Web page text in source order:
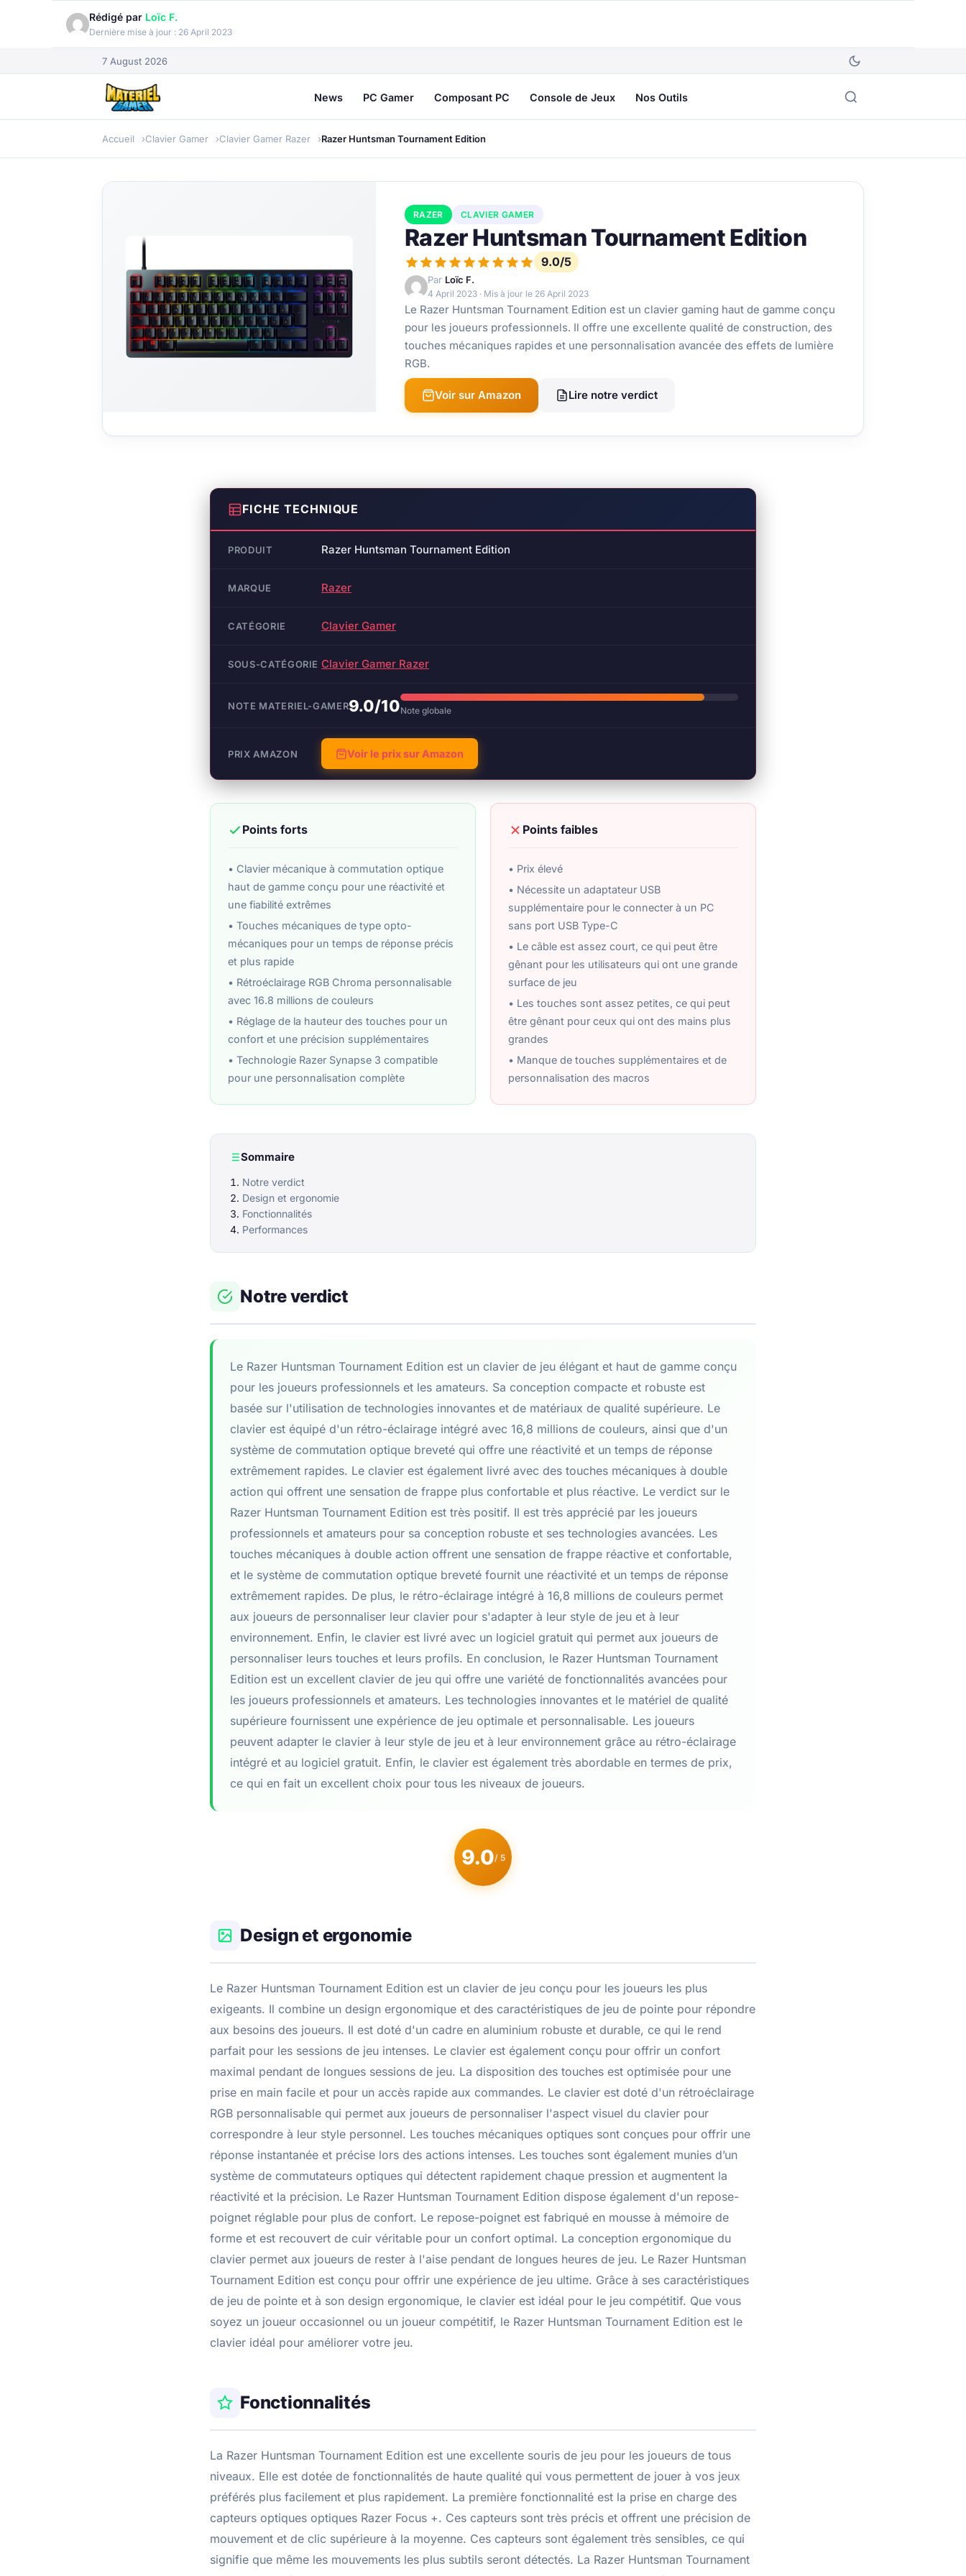
Rédigé par Loïc F.
Dernière mise à jour : 26 April 2023
7 August 2026
News PC Gamer Composant PC Console de Jeux Nos Outils
Accueil Clavier Gamer Clavier Gamer Razer Razer Huntsman Tournament Edition
RAZER CLAVIER GAMER
Razer Huntsman Tournament Edition
9.0/5
Par Loïc F.
4 April 2023 · Mis à jour le 26 April 2023
Le Razer Huntsman Tournament Edition est un clavier gaming haut de gamme conçu
pour les joueurs professionnels. Il offre une excellente qualité de construction, des
touches mécaniques rapides et une personnalisation avancée des effets de lumière
RGB.
Voir sur Amazon Lire notre verdict
FICHE TECHNIQUE
PRODUIT Razer Huntsman Tournament Edition
MARQUE Razer
CATÉGORIE Clavier Gamer
SOUS-CATÉGORIE Clavier Gamer Razer
NOTE MATERIEL-GAMER9.0/10Note globale
PRIX AMAZON Voir le prix sur Amazon
Points forts
• Clavier mécanique à commutation optique
haut de gamme conçu pour une réactivité et
une fiabilité extrêmes
• Touches mécaniques de type opto-
mécaniques pour un temps de réponse précis
et plus rapide
• Rétroéclairage RGB Chroma personnalisable
avec 16.8 millions de couleurs
• Réglage de la hauteur des touches pour un
confort et une précision supplémentaires
• Technologie Razer Synapse 3 compatible
pour une personnalisation complète
Points faibles
• Prix élevé
• Nécessite un adaptateur USB
supplémentaire pour le connecter à un PC
sans port USB Type-C
• Le câble est assez court, ce qui peut être
gênant pour les utilisateurs qui ont une grande
surface de jeu
• Les touches sont assez petites, ce qui peut
être gênant pour ceux qui ont des mains plus
grandes
• Manque de touches supplémentaires et de
personnalisation des macros
Sommaire
Notre verdict
Design et ergonomie
Fonctionnalités
Performances
Notre verdict
Le Razer Huntsman Tournament Edition est un clavier de jeu élégant et haut de gamme conçu
pour les joueurs professionnels et les amateurs. Sa conception compacte et robuste est
basée sur l'utilisation de technologies innovantes et de matériaux de qualité supérieure. Le
clavier est équipé d'un rétro-éclairage intégré avec 16,8 millions de couleurs, ainsi que d'un
système de commutation optique breveté qui offre une réactivité et un temps de réponse
extrêmement rapides. Le clavier est également livré avec des touches mécaniques à double
action qui offrent une sensation de frappe plus confortable et plus réactive. Le verdict sur le
Razer Huntsman Tournament Edition est très positif. Il est très apprécié par les joueurs
professionnels et amateurs pour sa conception robuste et ses technologies avancées. Les
touches mécaniques à double action offrent une sensation de frappe réactive et confortable,
et le système de commutation optique breveté fournit une réactivité et un temps de réponse
extrêmement rapides. De plus, le rétro-éclairage intégré à 16,8 millions de couleurs permet
aux joueurs de personnaliser leur clavier pour s'adapter à leur style de jeu et à leur
environnement. Enfin, le clavier est livré avec un logiciel gratuit qui permet aux joueurs de
personnaliser leurs touches et leurs profils. En conclusion, le Razer Huntsman Tournament
Edition est un excellent clavier de jeu qui offre une variété de fonctionnalités avancées pour
les joueurs professionnels et amateurs. Les technologies innovantes et le matériel de qualité
supérieure fournissent une expérience de jeu optimale et personnalisable. Les joueurs
peuvent adapter le clavier à leur style de jeu et à leur environnement grâce au rétro-éclairage
intégré et au logiciel gratuit. Enfin, le clavier est également très abordable en termes de prix,
ce qui en fait un excellent choix pour tous les niveaux de joueurs.
9.0/ 5
Design et ergonomie
Le Razer Huntsman Tournament Edition est un clavier de jeu conçu pour les joueurs les plus
exigeants. Il combine un design ergonomique et des caractéristiques de jeu de pointe pour répondre
aux besoins des joueurs. Il est doté d'un cadre en aluminium robuste et durable, ce qui le rend
parfait pour les sessions de jeu intenses. Le clavier est également conçu pour offrir un confort
maximal pendant de longues sessions de jeu. La disposition des touches est optimisée pour une
prise en main facile et pour un accès rapide aux commandes. Le clavier est doté d'un rétroéclairage
RGB personnalisable qui permet aux joueurs de personnaliser l'aspect visuel du clavier pour
correspondre à leur style personnel. Les touches mécaniques optiques sont conçues pour offrir une
réponse instantanée et précise lors des actions intenses. Les touches sont également munies d’un
système de commutateurs optiques qui détectent rapidement chaque pression et augmentent la
réactivité et la précision. Le Razer Huntsman Tournament Edition dispose également d'un repose-
poignet réglable pour plus de confort. Le repose-poignet est fabriqué en mousse à mémoire de
forme et est recouvert de cuir véritable pour un confort optimal. La conception ergonomique du
clavier permet aux joueurs de rester à l'aise pendant de longues heures de jeu. Le Razer Huntsman
Tournament Edition est conçu pour offrir une expérience de jeu ultime. Grâce à ses caractéristiques
de jeu de pointe et à son design ergonomique, le clavier est idéal pour le jeu compétitif. Que vous
soyez un joueur occasionnel ou un joueur compétitif, le Razer Huntsman Tournament Edition est le
clavier idéal pour améliorer votre jeu.
Fonctionnalités
La Razer Huntsman Tournament Edition est une excellente souris de jeu pour les joueurs de tous
niveaux. Elle est dotée de fonctionnalités de haute qualité qui vous permettent de jouer à vos jeux
préférés plus facilement et plus rapidement. La première fonctionnalité est la prise en charge des
capteurs optiques optiques Razer Focus +. Ces capteurs sont très précis et offrent une précision de
mouvement et de clic supérieure à la moyenne. Ces capteurs sont également très sensibles, ce qui
signifie que même les mouvements les plus subtils seront détectés. La Razer Huntsman Tournament